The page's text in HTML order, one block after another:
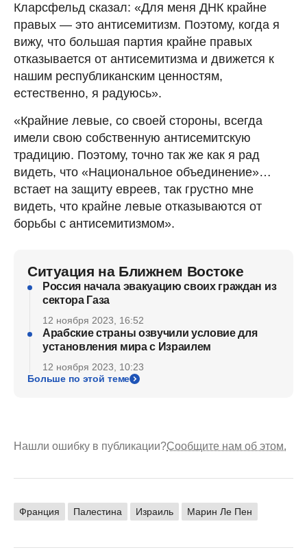
Кларсфельд сказал: «Для меня ДНК крайне
правых — это антисемитизм. Поэтому, когда я
вижу, что большая партия крайне правых
отказывается от антисемитизма и движется к
нашим республиканским ценностям,
естественно, я радуюсь».
«Крайние левые, со своей стороны, всегда
имели свою собственную антисемитскую
традицию. Поэтому, точно так же как я рад
видеть, что «Национальное объединение»…
встает на защиту евреев, так грустно мне
видеть, что крайне левые отказываются от
борьбы с антисемитизмом».
Ситуация на Ближнем Востоке
Россия начала эвакуацию своих граждан из
сектора Газа
12 ноября 2023, 16:52
Арабские страны озвучили условие для
установления мира с Израилем
12 ноября 2023, 10:23
Больше по этой теме
Нашли ошибку в публикации?Сообщите нам об этом.
Франция Палестина Израиль Марин Ле Пен